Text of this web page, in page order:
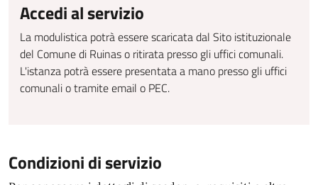
Accedi al servizio
La modulistica potrà essere scaricata dal Sito istituzionale
del Comune di Ruinas o ritirata presso gli uffici comunali.
L'istanza potrà essere presentata a mano presso gli uffici
comunali o tramite email o PEC.
Condizioni di servizio